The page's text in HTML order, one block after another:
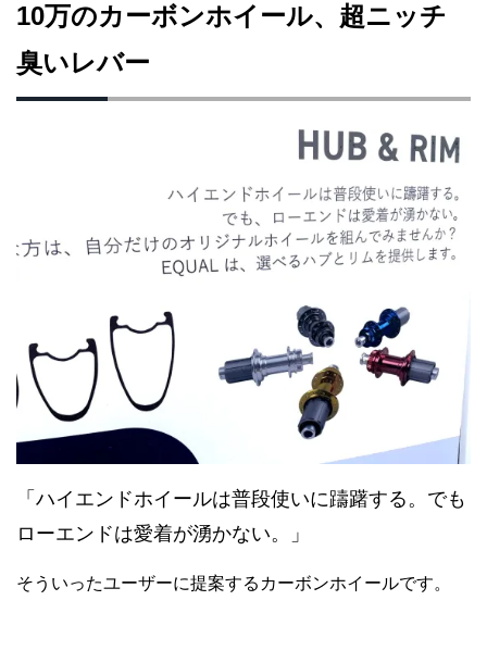
10万のカーボンホイール、超ニッチ
臭いレバー
「ハイエンドホイールは普段使いに躊躇する。でも
ローエンドは愛着が湧かない。」
そういったユーザーに提案するカーボンホイールです。